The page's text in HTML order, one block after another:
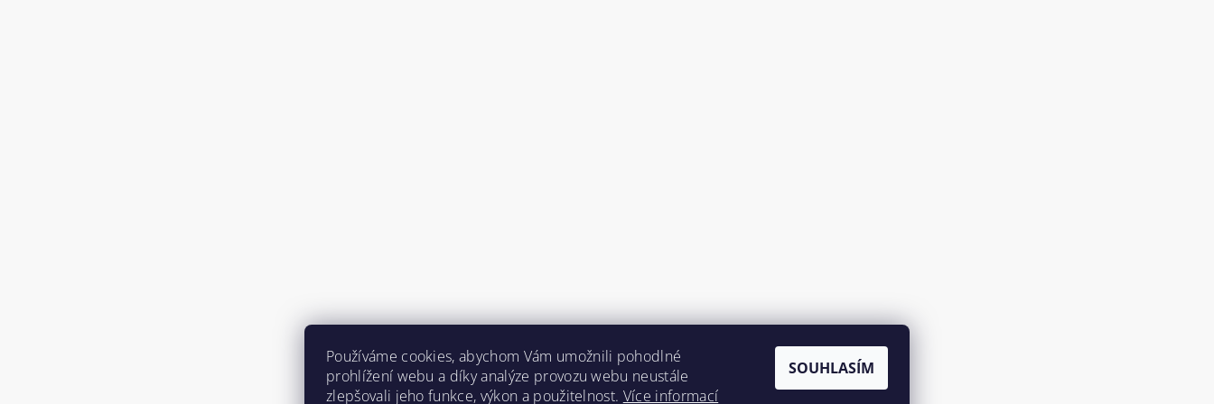
Používáme cookies, abychom Vám umožnili pohodlné
prohlížení webu a díky analýze provozu webu neustále
zlepšovali jeho funkce, výkon a použitelnost. Více informací
SOUHLASÍM